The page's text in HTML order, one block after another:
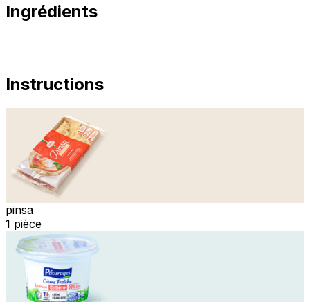
Ingrédients
Instructions
pinsa
1 pièce